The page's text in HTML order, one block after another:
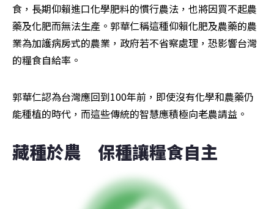
食，長期仰賴進口化學肥料的慣行農法，也將因買不起農
藥及化肥而無法生產。郭華仁稱這種仰賴化肥及農藥的農
業為加護病房式的農業，政府若不省察處理，恐影響台灣
的糧食自給率。
郭華仁認為台灣應回到100年前，即使沒有化學和農藥仍
能種植的時代，而這些傳統的智慧應積極向老農請益。
藏種於農　保種讓糧食自主